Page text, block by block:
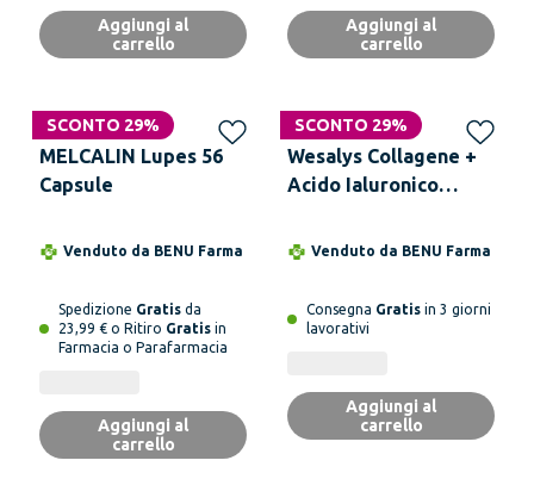
Aggiungi al
carrello
Aggiungi al
carrello
SCONTO 29%
MELCALIN Lupes 56
Capsule
Venduto da BENU Farma
Spedizione Gratis da
23,99 € o Ritiro Gratis in
Farmacia o Parafarmacia
Aggiungi al
carrello
SCONTO 29%
Wesalys Collagene +
Acido Ialuronico
liquidi (Vegan, Alta
Venduto da BENU Farma
Consegna Gratis in 3 giorni
lavorativi
Aggiungi al
carrello